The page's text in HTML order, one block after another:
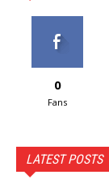
0
Fans
LATEST POSTS